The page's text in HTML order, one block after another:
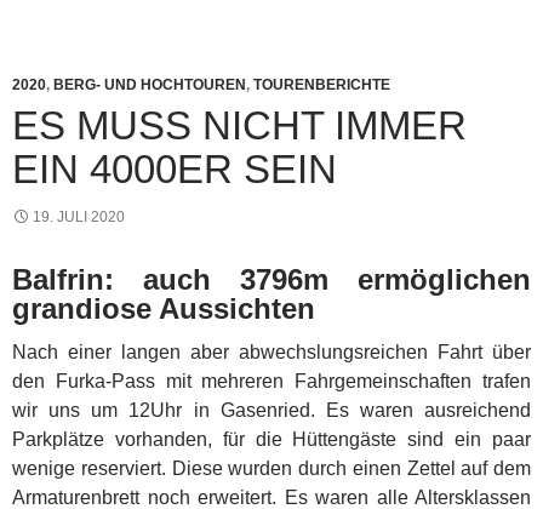
2020, BERG- UND HOCHTOUREN, TOURENBERICHTE
ES MUSS NICHT IMMER
EIN 4000ER SEIN
19. JULI 2020
Balfrin: auch 3796m ermöglichen
grandiose Aussichten
Nach einer langen aber abwechslungsreichen Fahrt über
den Furka-Pass mit mehreren Fahrgemeinschaften trafen
wir uns um 12Uhr in Gasenried.
Es waren ausreichend
Parkplätze vorhanden, für die Hüttengäste sind ein paar
wenige reserviert. Diese wurden durch einen Zettel auf dem
Armaturenbrett noch erweitert. Es waren alle Altersklassen